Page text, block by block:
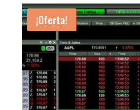
era:
$4,799.00.
es:
$2,800.00.
¡Oferta!